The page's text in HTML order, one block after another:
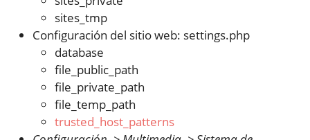
sites_tmp
Configuración del sitio web: settings.php
database
file_public_path
file_private_path
file_temp_path
trusted_host_patterns